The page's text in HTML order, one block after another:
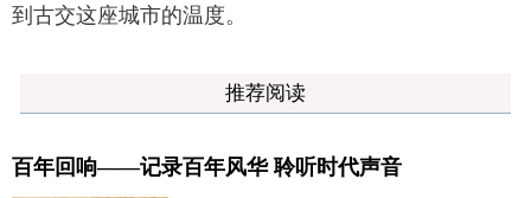
到古交这座城市的温度。
推荐阅读
百年回响——记录百年风华 聆听时代声音